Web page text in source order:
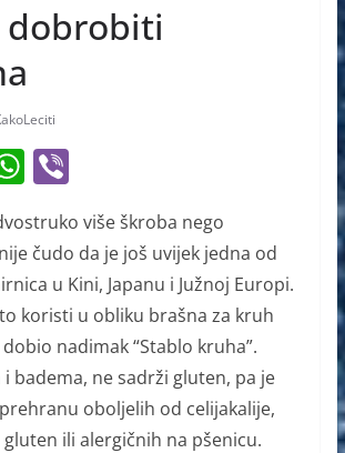
dobrobiti
W
at
s
A
p
p
Vi
er
više škroba nego
čudo da je još uvijek jedna od
u Kini, Japanu i Južnoj Europi.
koristi u obliku brašna za kruh
nadimak “Stablo kruha”.
badema, ne sadrži gluten, pa je
oboljelih od celijakalije,
ili alergičnih na pšenicu.